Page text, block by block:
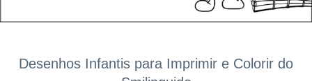
Desenhos Infantis para Imprimir e Colorir do